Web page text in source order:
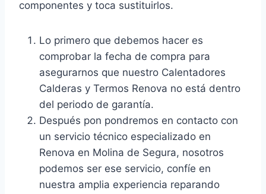
componentes y toca sustituirlos.
Lo primero que debemos hacer es
comprobar la fecha de compra para
asegurarnos que nuestro Calentadores
Calderas y Termos Renova no está dentro
del periodo de garantía.
Después pon pondremos en contacto con
un servicio técnico especializado en
Renova en Molina de Segura, nosotros
podemos ser ese servicio, confíe en
nuestra amplia experiencia reparando